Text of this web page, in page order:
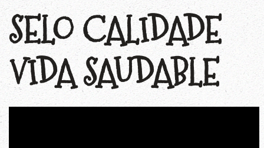
SELO CALIDADE
VIDA SAUDABLE